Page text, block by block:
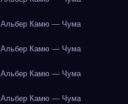
Альбер Камю — Чума
Альбер Камю — Чума
Альбер Камю — Чума
Альбер Камю — Чума